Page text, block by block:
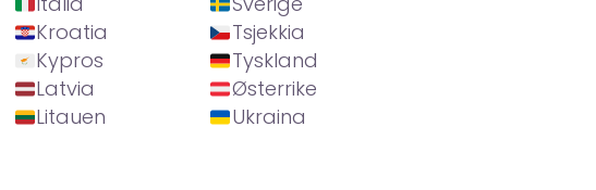
Kroatia
Kypros
Latvia
Litauen
Tsjekkia
Tyskland
Østerrike
Ukraina